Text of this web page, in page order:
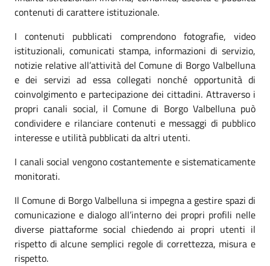
contenuti di carattere istituzionale.
I contenuti pubblicati comprendono fotografie, video
istituzionali, comunicati stampa, informazioni di servizio,
notizie relative all’attività del Comune di Borgo Valbelluna
e dei servizi ad essa collegati nonché opportunità di
coinvolgimento e partecipazione dei cittadini. Attraverso i
propri canali social, il Comune di Borgo Valbelluna può
condividere e rilanciare contenuti e messaggi di pubblico
interesse e utilità pubblicati da altri utenti.
I canali social vengono costantemente e sistematicamente
monitorati.
Il Comune di Borgo Valbelluna si impegna a gestire spazi di
comunicazione e dialogo all’interno dei propri profili nelle
diverse piattaforme social chiedendo ai propri utenti il
rispetto di alcune semplici regole di correttezza, misura e
rispetto.